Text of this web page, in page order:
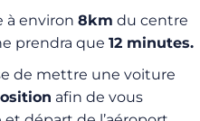
à environ 8km du centre
prendra que 12 minutes.
de mettre une voiture
afin de vous